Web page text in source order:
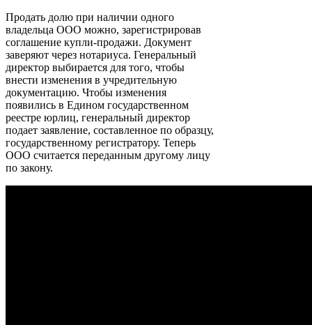
Продать долю при наличии одного
владельца ООО можно, зарегистрировав
соглашение купли-продажи. Документ
заверяют через нотариуса. Генеральный
директор выбирается для того, чтобы
внести изменения в учредительную
документацию. Чтобы изменения
появились в Едином государственном
реестре юрлиц, генеральный директор
подает заявление, составленное по образцу,
государственному регистратору. Теперь
ООО считается переданным другому лицу
по закону.